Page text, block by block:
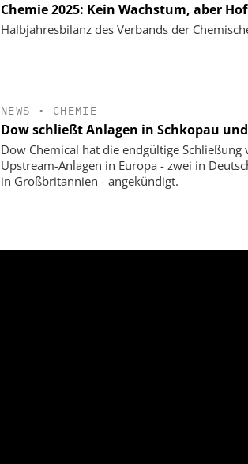
Chemie 2025: Kein Wachstum, aber
Halbjahresbilanz des Verbands der
NEWS • CHEMIE
Dow schließt Anlagen in Schkopau
Dow Chemical hat die endgültige Schließung
Upstream-Anlagen in Europa - zwei in
in Großbritannien - angekündigt.